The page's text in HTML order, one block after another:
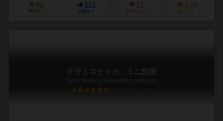
62
興味あり
111
経験あり
13
お気に入り
116
持ってる
テラミスティカ：ミニ拡張
Terra Mystica: Erweiterungsbogen
6.3